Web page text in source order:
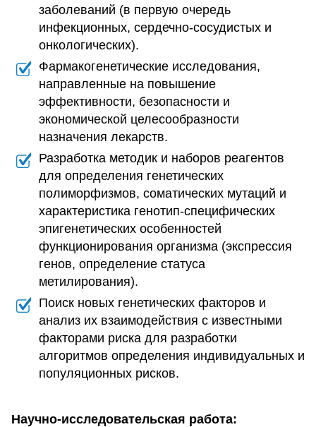
заболеваний (в первую очередь
инфекционных, сердечно-сосудистых и
онкологических).
Фармакогенетические исследования,
направленные на повышение
эффективности, безопасности и
экономической целесообразности
назначения лекарств.
Разработка методик и наборов реагентов
для определения генетических
полиморфизмов, соматических мутаций и
характеристика генотип-специфических
эпигенетических особенностей
функционирования организма (экспрессия
генов, определение статуса
метилирования).
Поиск новых генетических факторов и
анализ их взаимодействия с известными
факторами риска для разработки
алгоритмов определения индивидуальных и
популяционных рисков.
Научно-исследовательская работа: